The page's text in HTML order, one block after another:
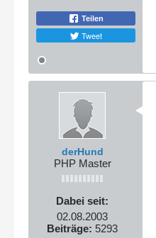
Teilen
Tweet
derHund
PHP Master
Dabei seit:
02.08.2003
Beiträge: 5293